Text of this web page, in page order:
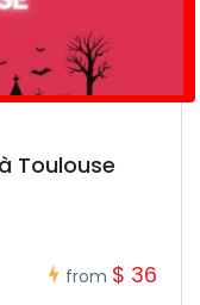
Toulouse
from $ 36